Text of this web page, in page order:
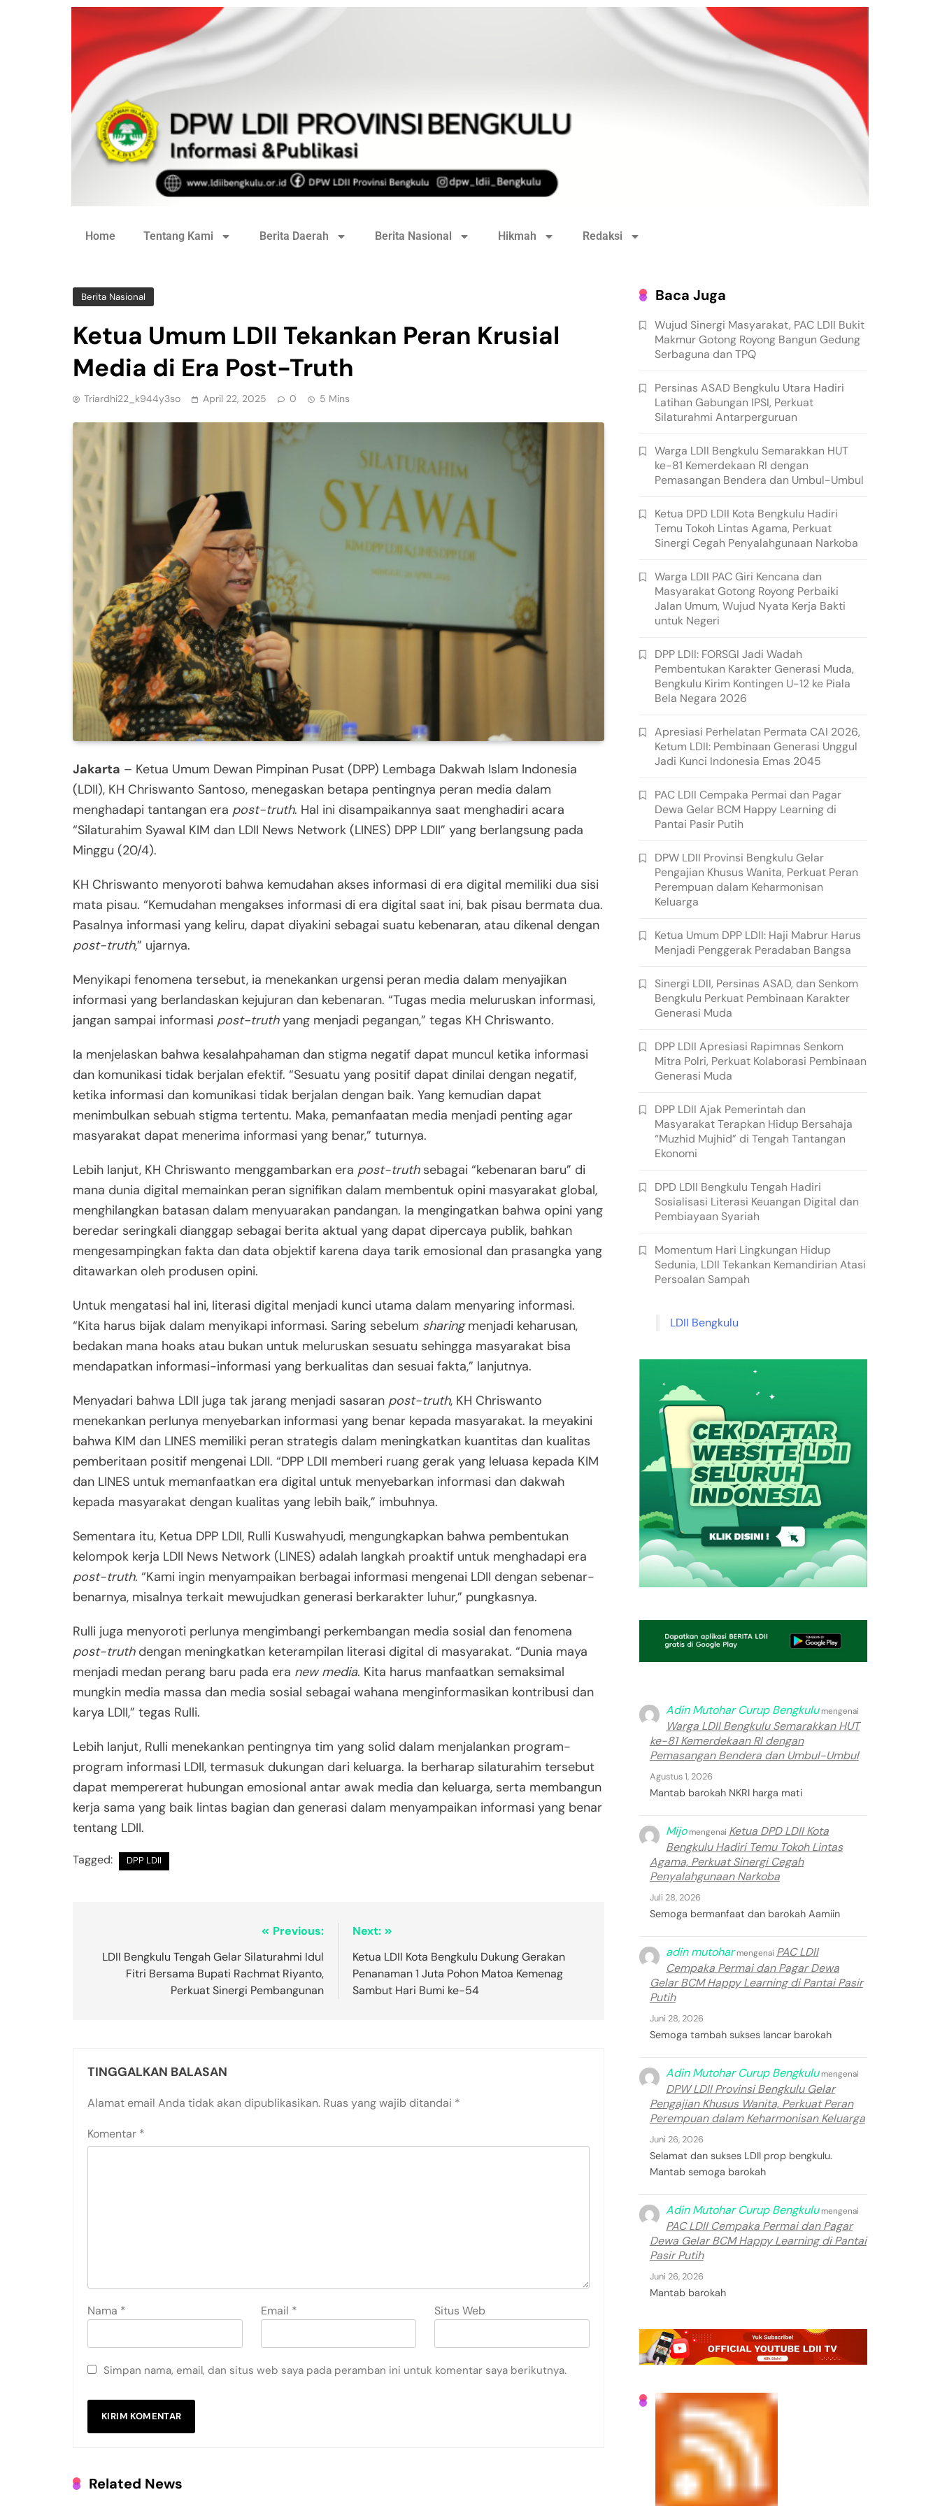
Home Tentang Kami Berita Daerah Berita Nasional Hikmah Redaksi
Berita Nasional
Ketua Umum LDII Tekankan Peran Krusial
Media di Era Post-Truth
Triardhi22_k944y3so April 22, 2025 0 5 Mins
Jakarta – Ketua Umum Dewan Pimpinan Pusat (DPP) Lembaga Dakwah Islam Indonesia
(LDII), KH Chriswanto Santoso, menegaskan betapa pentingnya peran media dalam
menghadapi tantangan era post-truth. Hal ini disampaikannya saat menghadiri acara
“Silaturahim Syawal KIM dan LDII News Network (LINES) DPP LDII” yang berlangsung pada
Minggu (20/4).
KH Chriswanto menyoroti bahwa kemudahan akses informasi di era digital memiliki dua sisi
mata pisau. “Kemudahan mengakses informasi di era digital saat ini, bak pisau bermata dua.
Pasalnya informasi yang keliru, dapat diyakini sebagai suatu kebenaran, atau dikenal dengan
post-truth,” ujarnya.
Menyikapi fenomena tersebut, ia menekankan urgensi peran media dalam menyajikan
informasi yang berlandaskan kejujuran dan kebenaran. “Tugas media meluruskan informasi,
jangan sampai informasi post-truthyang menjadi pegangan,” tegas KH Chriswanto.
Ia menjelaskan bahwa kesalahpahaman dan stigma negatif dapat muncul ketika informasi
dan komunikasi tidak berjalan efektif. “Sesuatu yang positif dapat dinilai dengan negatif,
ketika informasi dan komunikasi tidak berjalan dengan baik. Yang kemudian dapat
menimbulkan sebuah stigma tertentu. Maka, pemanfaatan media menjadi penting agar
masyarakat dapat menerima informasi yang benar,” tuturnya.
Lebih lanjut, KH Chriswanto menggambarkan era post-truthsebagai “kebenaran baru” di
mana dunia digital memainkan peran signifikan dalam membentuk opini masyarakat global,
menghilangkan batasan dalam menyuarakan pandangan. Ia mengingatkan bahwa opini yang
beredar seringkali dianggap sebagai berita aktual yang dapat dipercaya publik, bahkan
mengesampingkan fakta dan data objektif karena daya tarik emosional dan prasangka yang
ditawarkan oleh produsen opini.
Untuk mengatasi hal ini, literasi digital menjadi kunci utama dalam menyaring informasi.
“Kita harus bijak dalam menyikapi informasi. Saring sebelum sharingmenjadi keharusan,
bedakan mana hoaks atau bukan untuk meluruskan sesuatu sehingga masyarakat bisa
mendapatkan informasi-informasi yang berkualitas dan sesuai fakta,” lanjutnya.
Menyadari bahwa LDII juga tak jarang menjadi sasaran post-truth, KH Chriswanto
menekankan perlunya menyebarkan informasi yang benar kepada masyarakat. Ia meyakini
bahwa KIM dan LINES memiliki peran strategis dalam meningkatkan kuantitas dan kualitas
pemberitaan positif mengenai LDII. “DPP LDII memberi ruang gerak yang leluasa kepada KIM
dan LINES untuk memanfaatkan era digital untuk menyebarkan informasi dan dakwah
kepada masyarakat dengan kualitas yang lebih baik,” imbuhnya.
Sementara itu, Ketua DPP LDII, Rulli Kuswahyudi, mengungkapkan bahwa pembentukan
kelompok kerja LDII News Network (LINES) adalah langkah proaktif untuk menghadapi era
post-truth. “Kami ingin menyampaikan berbagai informasi mengenai LDII dengan sebenar-
benarnya, misalnya terkait mewujudkan generasi berkarakter luhur,” pungkasnya.
Rulli juga menyoroti perlunya mengimbangi perkembangan media sosial dan fenomena
post-truthdengan meningkatkan keterampilan literasi digital di masyarakat. “Dunia maya
menjadi medan perang baru pada era new media. Kita harus manfaatkan semaksimal
mungkin media massa dan media sosial sebagai wahana menginformasikan kontribusi dan
karya LDII,” tegas Rulli.
Lebih lanjut, Rulli menekankan pentingnya tim yang solid dalam menjalankan program-
program informasi LDII, termasuk dukungan dari keluarga. Ia berharap silaturahim tersebut
dapat mempererat hubungan emosional antar awak media dan keluarga, serta membangun
kerja sama yang baik lintas bagian dan generasi dalam menyampaikan informasi yang benar
tentang LDII.
Tagged: DPP LDII
Previous:
LDII Bengkulu Tengah Gelar Silaturahmi Idul
Fitri Bersama Bupati Rachmat Riyanto,
Perkuat Sinergi Pembangunan
Next:
Ketua LDII Kota Bengkulu Dukung Gerakan
Penanaman 1 Juta Pohon Matoa Kemenag
Sambut Hari Bumi ke-54
TINGGALKAN BALASAN
Alamat email Anda tidak akan dipublikasikan. Ruas yang wajib ditandai *
Komentar *
Nama * Email * Situs Web
Simpan nama, email, dan situs web saya pada peramban ini untuk komentar saya berikutnya.
Related News
Baca Juga
Wujud Sinergi Masyarakat, PAC LDII Bukit
Makmur Gotong Royong Bangun Gedung
Serbaguna dan TPQ
Persinas ASAD Bengkulu Utara Hadiri
Latihan Gabungan IPSI, Perkuat
Silaturahmi Antarperguruan
Warga LDII Bengkulu Semarakkan HUT
ke-81 Kemerdekaan RI dengan
Pemasangan Bendera dan Umbul-Umbul
Ketua DPD LDII Kota Bengkulu Hadiri
Temu Tokoh Lintas Agama, Perkuat
Sinergi Cegah Penyalahgunaan Narkoba
Warga LDII PAC Giri Kencana dan
Masyarakat Gotong Royong Perbaiki
Jalan Umum, Wujud Nyata Kerja Bakti
untuk Negeri
DPP LDII: FORSGI Jadi Wadah
Pembentukan Karakter Generasi Muda,
Bengkulu Kirim Kontingen U-12 ke Piala
Bela Negara 2026
Apresiasi Perhelatan Permata CAI 2026,
Ketum LDII: Pembinaan Generasi Unggul
Jadi Kunci Indonesia Emas 2045
PAC LDII Cempaka Permai dan Pagar
Dewa Gelar BCM Happy Learning di
Pantai Pasir Putih
DPW LDII Provinsi Bengkulu Gelar
Pengajian Khusus Wanita, Perkuat Peran
Perempuan dalam Keharmonisan
Keluarga
Ketua Umum DPP LDII: Haji Mabrur Harus
Menjadi Penggerak Peradaban Bangsa
Sinergi LDII, Persinas ASAD, dan Senkom
Bengkulu Perkuat Pembinaan Karakter
Generasi Muda
DPP LDII Apresiasi Rapimnas Senkom
Mitra Polri, Perkuat Kolaborasi Pembinaan
Generasi Muda
DPP LDII Ajak Pemerintah dan
Masyarakat Terapkan Hidup Bersahaja
“Muzhid Mujhid” di Tengah Tantangan
Ekonomi
DPD LDII Bengkulu Tengah Hadiri
Sosialisasi Literasi Keuangan Digital dan
Pembiayaan Syariah
Momentum Hari Lingkungan Hidup
Sedunia, LDII Tekankan Kemandirian Atasi
Persoalan Sampah
LDII Bengkulu
Adin Mutohar Curup Bengkulumengenai
Warga LDII Bengkulu Semarakkan HUT
ke-81 Kemerdekaan RI dengan
Pemasangan Bendera dan Umbul-Umbul
Agustus 1, 2026
Mantab barokah NKRI harga mati
Mijomengenai Ketua DPD LDII Kota
Bengkulu Hadiri Temu Tokoh Lintas
Agama, Perkuat Sinergi Cegah
Penyalahgunaan Narkoba
Juli 28, 2026
Semoga bermanfaat dan barokah Aamiin
adin mutoharmengenai PAC LDII
Cempaka Permai dan Pagar Dewa
Gelar BCM Happy Learning di Pantai Pasir
Putih
Juni 28, 2026
Semoga tambah sukses lancar barokah
Adin Mutohar Curup Bengkulumengenai
DPW LDII Provinsi Bengkulu Gelar
Pengajian Khusus Wanita, Perkuat Peran
Perempuan dalam Keharmonisan Keluarga
Juni 26, 2026
Selamat dan sukses LDII prop bengkulu.
Mantab semoga barokah
Adin Mutohar Curup Bengkulumengenai
PAC LDII Cempaka Permai dan Pagar
Dewa Gelar BCM Happy Learning di Pantai
Pasir Putih
Juni 26, 2026
Mantab barokah